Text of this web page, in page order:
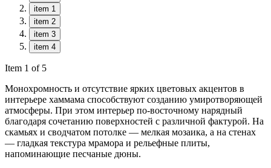
item 1
item 2
item 3
item 4
Item 1 of 5
Монохромность и отсутствие ярких цветовых акцентов в
интерьере хаммама способствуют созданию умиротворяющей
атмосферы. При этом интерьер по-восточному нарядный
благодаря сочетанию поверхностей с различной фактурой. На
скамьях и сводчатом потолке — мелкая мозаика, а на стенах
— гладкая текстура мрамора и рельефные плиты,
напоминающие песчаные дюны.